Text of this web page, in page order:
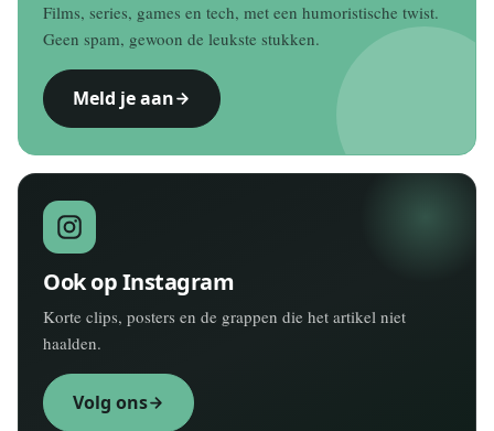
Films, series, games en tech, met een humoristische twist.
Geen spam, gewoon de leukste stukken.
Meld je aan
Ook op Instagram
Korte clips, posters en de grappen die het artikel niet
haalden.
Volg ons